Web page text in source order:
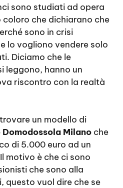
sono studiati ad opera
coloro che dichiarano che
sono in crisi
lo vogliono vendere solo
Diciamo che le
leggono, hanno un
riscontro con la realtà
un modello di
Milano che
di 5.000 euro ad un
motivo è che ci sono
che sono alla
questo vuol dire che se